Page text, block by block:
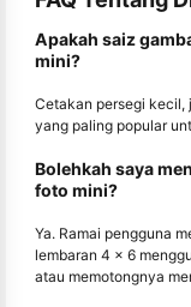
Apakah saiz
mini?
Cetakan persegi kecil,
yang paling popular
Bolehkah saya
foto mini?
Ya. Ramai pengguna
lembaran 4 × 6
atau memotongnya